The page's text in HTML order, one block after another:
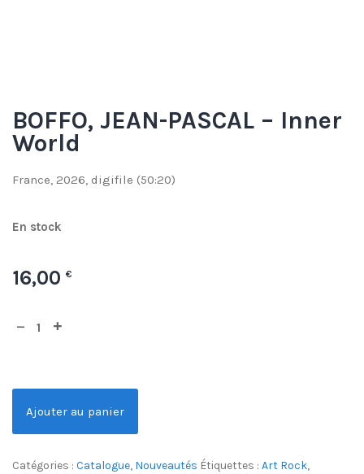
BOFFO, JEAN-PASCAL – Inner
World
France, 2026, digifile (50:20)
En stock
16,00 €
Ajouter au panier
Catégories : Catalogue, Nouveautés Étiquettes : Art Rock,